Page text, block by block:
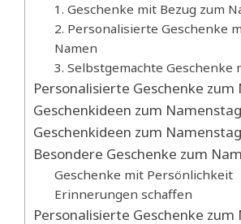
1. Geschenke mit Bezug zum
2. Personalisierte Geschenke
Namen
3. Selbstgemachte Geschenke
Personalisierte Geschenke
Geschenkideen zum
Geschenkideen zum
Besondere Geschenke zum
Geschenke mit Persönlichkeit
Erinnerungen schaffen
Personalisierte Geschenke